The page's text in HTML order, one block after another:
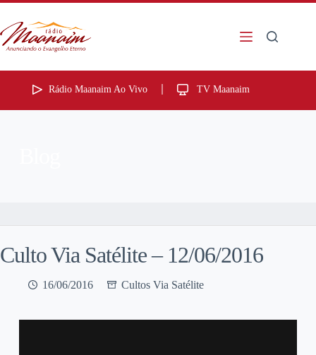
Rádio Maanaim Ao Vivo TV Maanaim
Culto Via Satélite – 12/06/2016
16/06/2016 Cultos Via Satélite